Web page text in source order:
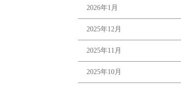
2026年1月
2025年12月
2025年11月
2025年10月